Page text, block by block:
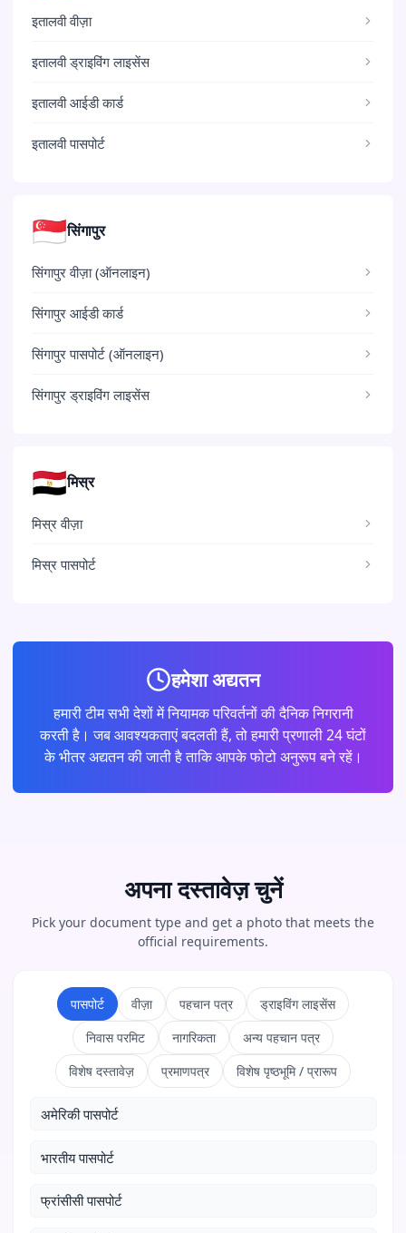
इतालवी वीज़ा
इतालवी ड्राइविंग लाइसेंस
इतालवी आईडी कार्ड
इतालवी पासपोर्ट
🇸🇬सिंगापुर
सिंगापुर वीज़ा (ऑनलाइन)
सिंगापुर आईडी कार्ड
सिंगापुर पासपोर्ट (ऑनलाइन)
सिंगापुर ड्राइविंग लाइसेंस
🇪🇬मिस्र
मिस्र वीज़ा
मिस्र पासपोर्ट
हमेशा अद्यतन
हमारी टीम सभी देशों में नियामक परिवर्तनों की दैनिक निगरानी
करती है। जब आवश्यकताएं बदलती हैं, तो हमारी प्रणाली 24 घंटों
के भीतर अद्यतन की जाती है ताकि आपके फोटो अनुरूप बने रहें।
अपना दस्तावेज़ चुनें
Pick your document type and get a photo that meets the
official requirements.
पासपोर्ट वीज़ा पहचान पत्र
ड्राइविंग लाइसेंस
निवास परमिट
नागरिकता
अन्य पहचान पत्र
विशेष दस्तावेज़
प्रमाणपत्र विशेष पृष्ठभूमि / प्रारूप
अमेरिकी पासपोर्ट
भारतीय पासपोर्ट
फ्रांसीसी पासपोर्ट